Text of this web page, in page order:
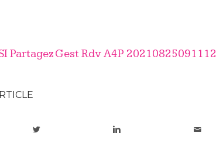
Partagez Gest Rdv A4P 20210825091112